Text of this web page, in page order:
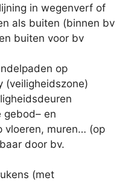
in wegenverf of
als buiten (binnen bv
buiten voor bv
op
(veiligheidszone)
gebod– en
vloeren, muren… (op
door bv.
(met